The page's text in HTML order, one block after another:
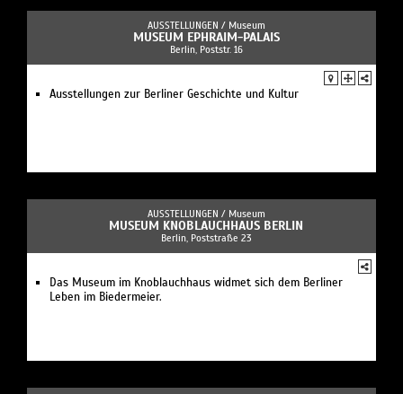
AUSSTELLUNGEN / Museum
MUSEUM EPHRAIM-PALAIS
Berlin, Poststr. 16
Ausstellungen zur Berliner Geschichte und Kultur
AUSSTELLUNGEN / Museum
MUSEUM KNOBLAUCHHAUS BERLIN
Berlin, Poststraße 23
Das Museum im Knoblauchhaus widmet sich dem Berliner
Leben im Biedermeier.